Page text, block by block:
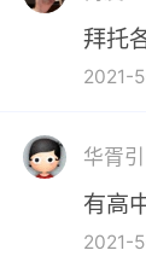
拜托
2021-
华胥引
有高
2021-